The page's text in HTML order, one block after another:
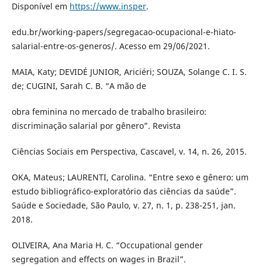
Disponível em https://www.insper.
edu.br/working-papers/segregacao-ocupacional-e-hiato-
salarial-entre-os-generos/. Acesso em 29/06/2021.
MAIA, Katy; DEVIDÉ JUNIOR, Ariciéri; SOUZA, Solange C. I. S.
de; CUGINI, Sarah C. B. “A mão de
obra feminina no mercado de trabalho brasileiro:
discriminação salarial por gênero”. Revista
Ciências Sociais em Perspectiva, Cascavel, v. 14, n. 26, 2015.
OKA, Mateus; LAURENTI, Carolina. “Entre sexo e gênero: um
estudo bibliográfico-exploratório das ciências da saúde”.
Saúde e Sociedade, São Paulo, v. 27, n. 1, p. 238-251, jan.
2018.
OLIVEIRA, Ana Maria H. C. “Occupational gender
segregation and effects on wages in Brazil”.